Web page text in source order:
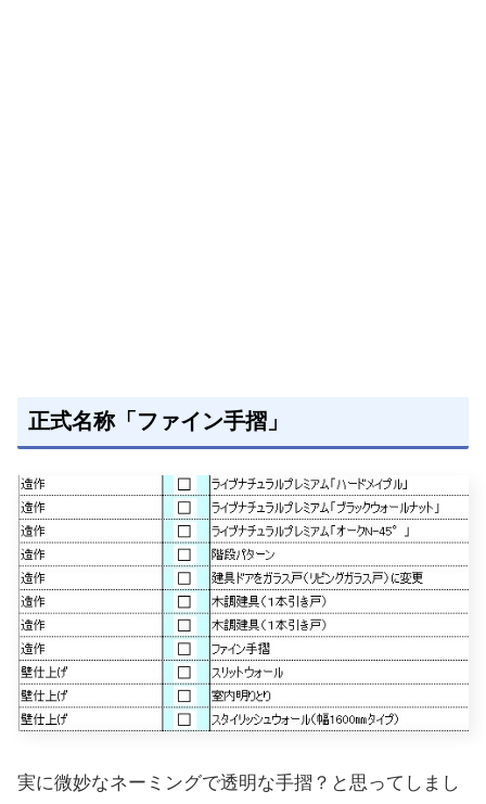
正式名称「ファイン手摺」
実に微妙なネーミングで透明な手摺？と思ってしまし